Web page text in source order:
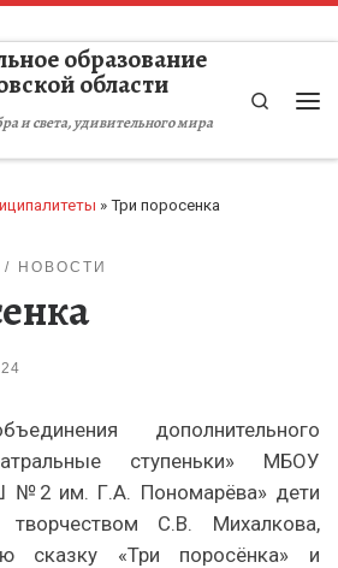
образование
области
и света, удивительного мира
Search
» Три поросенка
НОВОСТИ
дополнительного
ступеньки» МБОУ
№2 им. Г.А. Пономарёва» дети
творчеством С.В. Михалкова,
сказку «Три поросёнка» и